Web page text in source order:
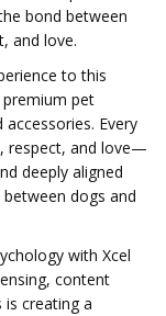
bond between
and love.
to this
pet
Every
respect, and love—
deeply aligned
dogs and
with Xcel
content
is creating a